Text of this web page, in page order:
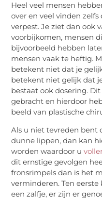
Heel veel mensen
over en veel vinden
verpest. Je ziet dan ook
voorbijkomen, mensen
bijvoorbeeld hebben
mensen vaak te heftig.
betekent niet dat je
betekent niet gelijk dat
bestaat ook dosering.
gebracht en hierdoor
beeld van plastische
Als u niet tevreden bent
dunne lippen, dan kan
worden waardoor u
dit ernstige gevolgen
fronsrimpels dan is het
verminderen. Ten
een zalfje, er zijn er